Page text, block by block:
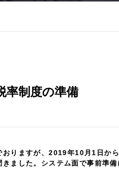
率制度の準備
おりますが、2019年10月1日か
ました。システム面で事前準